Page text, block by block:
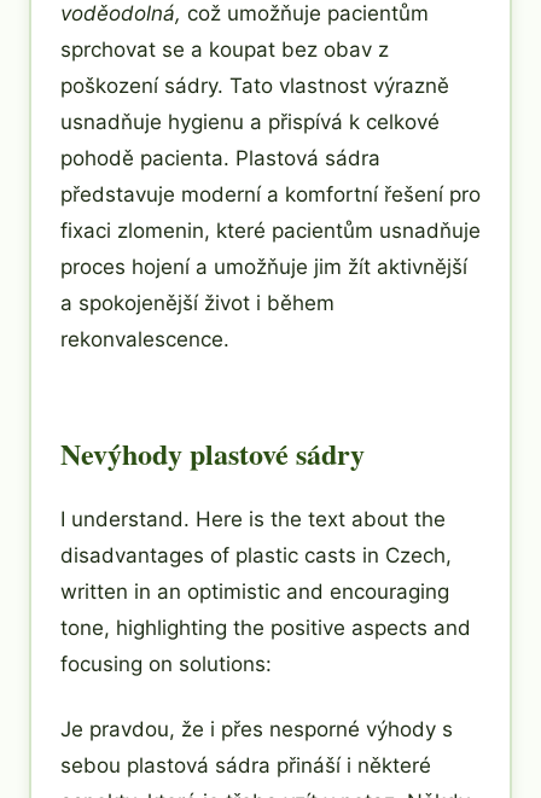
voděodolná, což umožňuje pacientům
sprchovat se a koupat bez obav z
poškození sádry. Tato vlastnost výrazně
usnadňuje hygienu a přispívá k celkové
pohodě pacienta. Plastová sádra
představuje moderní a komfortní řešení pro
fixaci zlomenin, které pacientům usnadňuje
proces hojení a umožňuje jim žít aktivnější
a spokojenější život i během
rekonvalescence.
Nevýhody plastové sádry
I understand. Here is the text about the
disadvantages of plastic casts in Czech,
written in an optimistic and encouraging
tone, highlighting the positive aspects and
focusing on solutions:
Je pravdou, že i přes nesporné výhody s
sebou plastová sádra přináší i některé